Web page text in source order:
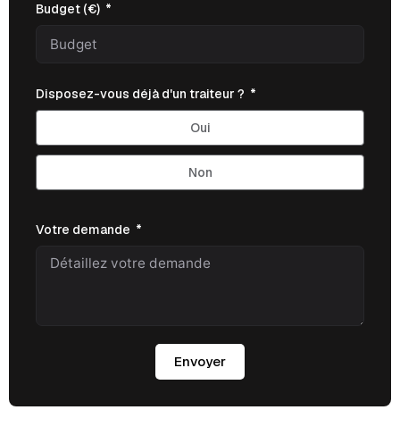
Budget (€)
Disposez-vous déjà d'un traiteur ?
Oui
Non
Votre demande
Envoyer